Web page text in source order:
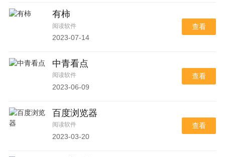
有柿
阅读软件
2023-07-14
查看
中青看点
阅读软件
2023-06-09
查看
百度浏览器
阅读软件
2023-03-20
查看